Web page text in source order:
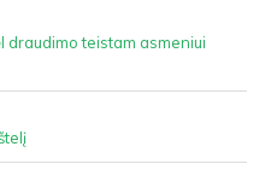
draudimo teistam asmeniui